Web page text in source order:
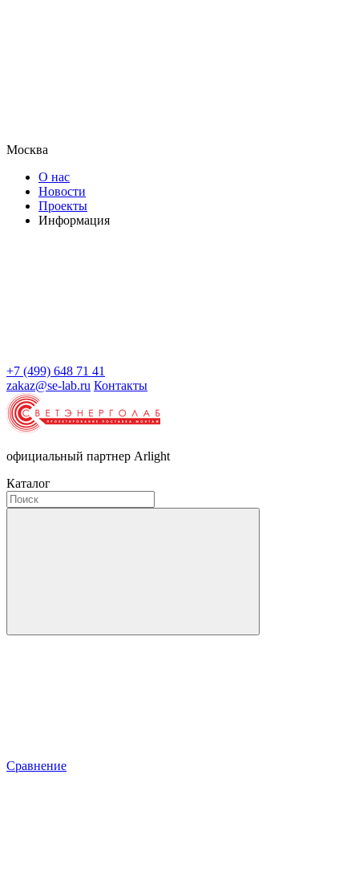
Москва
О нас
Новости
Проекты
Информация
+7 (499) 648 71 41
zakaz@se-lab.ru Контакты
официальный партнер Arlight
Каталог
Сравнение